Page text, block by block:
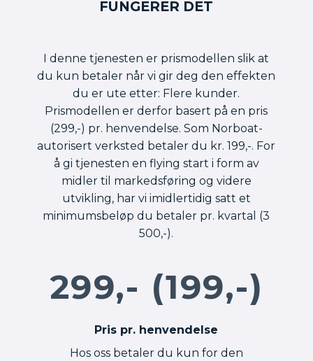
FUNGERER DET
I denne tjenesten er prismodellen slik at
du kun betaler når vi gir deg den effekten
du er ute etter: Flere kunder.
Prismodellen er derfor basert på en pris
(299,-) pr. henvendelse. Som Norboat-
autorisert verksted betaler du kr. 199,-. For
å gi tjenesten en flying start i form av
midler til markedsføring og videre
utvikling, har vi imidlertidig satt et
minimumsbeløp du betaler pr. kvartal (3
500,-).
299,- (199,-)
Pris pr. henvendelse
Hos oss betaler du kun for den